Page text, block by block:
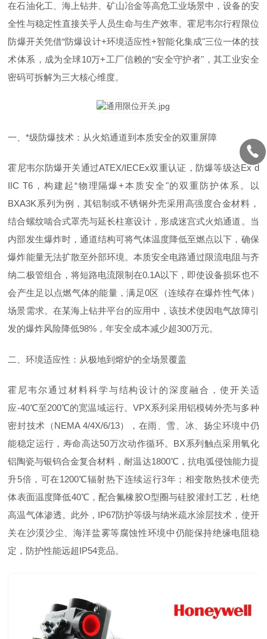
在石油化工、海上钻井、矿山冶金等高危工业场景中，设备的安
全性与稳定性直接关乎人员生命与生产效率。霍尼韦尔行程限位
防爆开关凭借“防爆设计+环境适应性+智能化集成"三位一体的技
术体系，成为全球10万+工厂信赖的“安全守护者"，其工业安全
密码可拆解为三大核心维度。
一、*级防爆技术：从火焰通道到本质安全的双重屏障
霍尼韦尔防爆开关通过ATEX/IECEx双重认证，防爆等级达Ex d
IIC T6，构建起“物理隔爆+本质安全"的双重防护体系。以
BXA3K系列为例，其铝制或不锈钢外壳采用高强度合金材料，
结合螺纹啮合式罩壳与延长柱塞设计，形成迷宫式火焰通道。当
内部发生爆炸时，通道结构可将气体温度降低至燃点以下，确保
爆炸能量无法扩散至外部环境。本质安全电路通过限流电阻与齐
纳二极管组合，将短路电流限制在0.1A以下，即使设备损坏也不
会产生足以点燃气体的能量，满足0区（连续存在爆炸性气体）
场景需求。在某海上钻井平台的应用中，该技术使因电气故障引
发的爆炸风险降低98%，年安全成本减少超300万元。
二、环境适应性：从极地到熔炉的全场景覆盖
霍尼韦尔通过材料科学与结构设计的深度融合，使开关适
应-40℃至200℃的宽温域运行。VPX系列采用铝模铸外壳与多种
密封技术（NEMA 4/4X/6/13），在雨、雪、冰、扬尘环境中仍
能稳定运行，寿命高达50万次动作循环。BX系列触点采用氧化
铝陶瓷与银钨合金复合材料，耐温达1800℃，抗电弧侵蚀能力提
升5倍，可在1200℃辐射热下连续运行3年；相变散热技术使壳
体表面温度降低40℃，配合氟橡胶O型圈与硅胶灌封工艺，杜绝
高温气体渗透。此外，IP67防护等级与纳米疏水涂层技术，使开
关在沙漠沙尘、海洋盐雾等腐蚀性环境中仍能保持绝缘电阻稳
定，防护性能远超IP54竞品。